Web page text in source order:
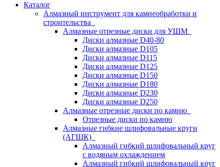
Каталог
Алмазный инструмент для камнеобработки и
строительства
Алмазные отрезные диски для УШМ
Диски алмазные D40-80
Диски алмазные D105
Диски алмазные D115
Диски алмазные D125
Диски алмазные D150
Диски алмазные D180
Диски алмазные D230
Диски алмазные D250
Алмазные отрезные диски по камню
Отрезные диски по камню
Алмазные гибкие шлифовальные круги
(АГШК)
Алмазный гибкий шлифовальный круг
с водяным охлаждением
Алмазный гибкий шлифовальный круг